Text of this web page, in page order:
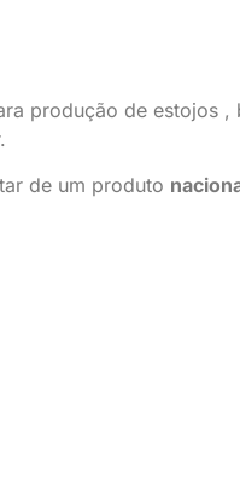
produção de estojos
de um produto